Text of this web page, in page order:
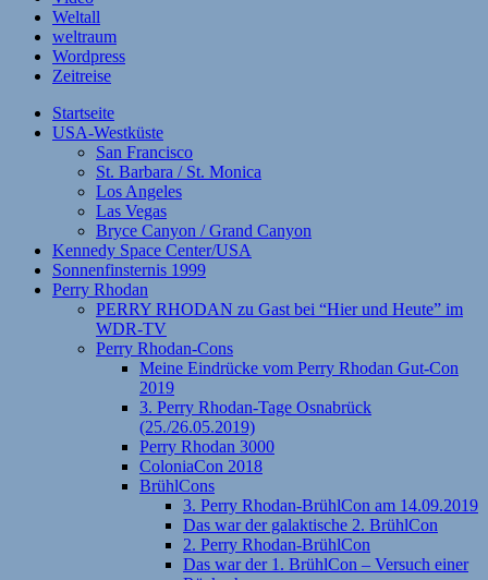
Weltall
weltraum
Wordpress
Zeitreise
Startseite
USA-Westküste
San Francisco
St. Barbara / St. Monica
Los Angeles
Las Vegas
Bryce Canyon / Grand Canyon
Kennedy Space Center/USA
Sonnenfinsternis 1999
Perry Rhodan
PERRY RHODAN zu Gast bei “Hier und Heute” im
WDR-TV
Perry Rhodan-Cons
Meine Eindrücke vom Perry Rhodan Gut-Con
2019
3. Perry Rhodan-Tage Osnabrück
(25./26.05.2019)
Perry Rhodan 3000
ColoniaCon 2018
BrühlCons
3. Perry Rhodan-BrühlCon am 14.09.2019
Das war der galaktische 2. BrühlCon
2. Perry Rhodan-BrühlCon
Das war der 1. BrühlCon – Versuch einer